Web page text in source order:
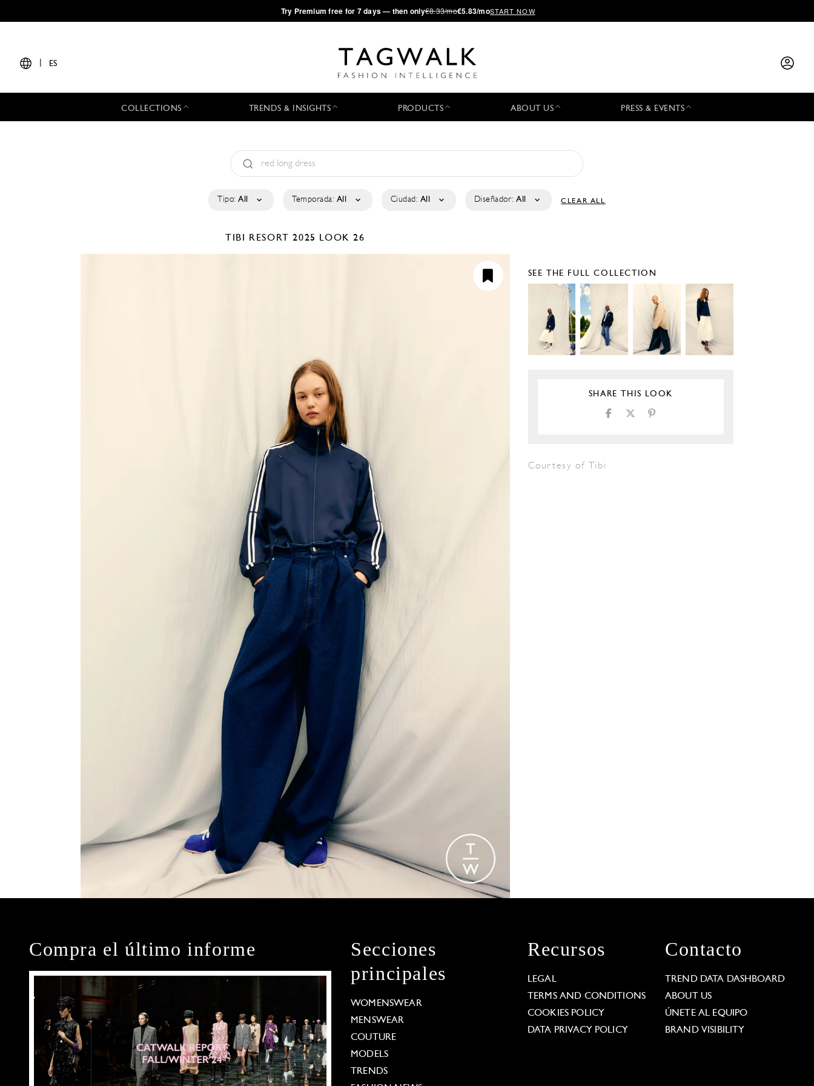
·Try Premium free for 7 days — then only€8.33/mo€5.83/moSTART NOW
ES
COLLECTIONS TRENDS & INSIGHTS PRODUCTS ABOUT US PRESS & EVENTS
Tipo: All Temporada: All Ciudad: All Diseñador: All CLEAR ALL
TIBI RESORT 2025 LOOK 26
SEE THE FULL COLLECTION
SHARE THIS LOOK
Courtesy of Tibi
Compra el último informe
Secciones
principales
WOMENSWEAR
MENSWEAR
COUTURE
MODELS
TRENDS
Recursos
LEGAL
TERMS AND CONDITIONS
COOKIES POLICY
DATA PRIVACY POLICY
Contacto
TREND DATA DASHBOARD
ABOUT US
ÚNETE AL EQUIPO
BRAND VISIBILITY